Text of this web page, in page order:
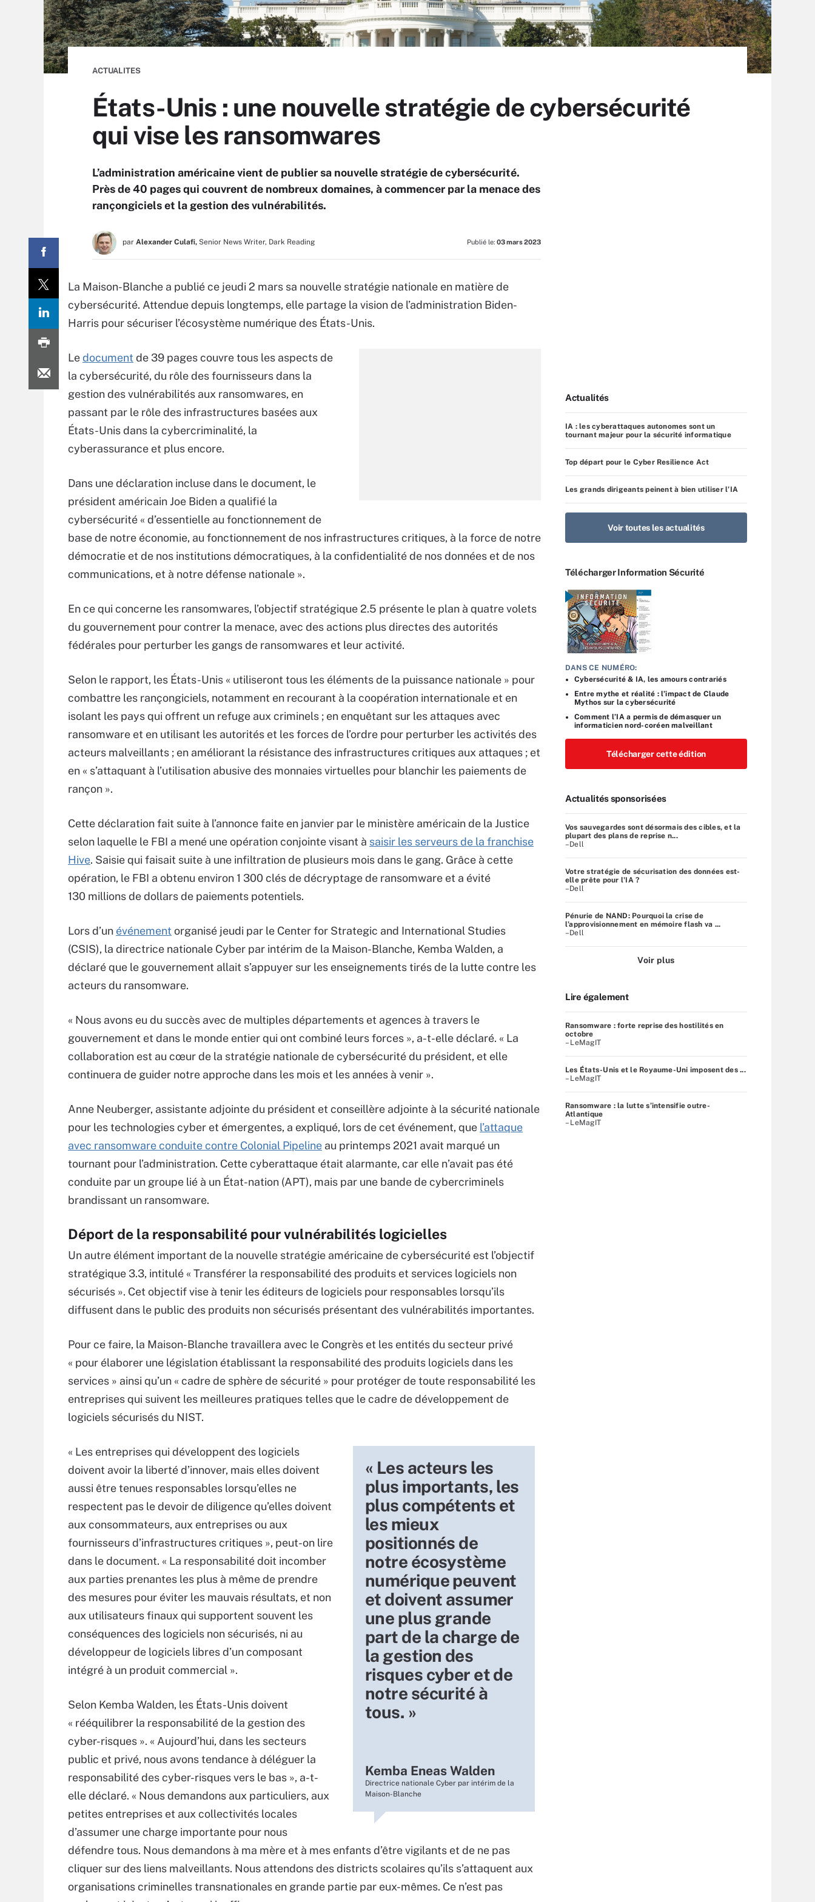
ACTUALITES
États-Unis : une nouvelle stratégie de cybersécurité
qui vise les ransomwares
L’administration américaine vient de publier sa nouvelle stratégie de cybersécurité.
Près de 40 pages qui couvrent de nombreux domaines, à commencer par la menace des
rançongiciels et la gestion des vulnérabilités.
par Alexander Culafi, Senior News Writer, Dark Reading Publié le: 03 mars 2023
La Maison-Blanche a publié ce jeudi 2 mars sa nouvelle stratégie nationale en matière de
cybersécurité. Attendue depuis longtemps, elle partage la vision de l’administration Biden-
Harris pour sécuriser l’écosystème numérique des États-Unis.
Ledocument de 39 pages couvre tous les aspects de
la cybersécurité, du rôle des fournisseurs dans la
gestion des vulnérabilités aux ransomwares, en
passant par le rôle des infrastructures basées aux
États-Unis dans la cybercriminalité, la
cyberassurance et plus encore.
Dans une déclaration incluse dans le document, le
président américain Joe Biden a qualifié la
cybersécurité « d’essentielle au fonctionnement de
base de notre économie, au fonctionnement de nos infrastructures critiques, à la force de notre
démocratie et de nos institutions démocratiques, à la confidentialité de nos données et de nos
communications, et à notre défense nationale ».
En ce qui concerne les ransomwares, l’objectif stratégique 2.5 présente le plan à quatre volets
du gouvernement pour contrer la menace, avec des actions plus directes des autorités
fédérales pour perturber les gangs de ransomwares et leur activité.
Selon le rapport, les États-Unis « utiliseront tous les éléments de la puissance nationale » pour
combattre les rançongiciels, notamment en recourant à la coopération internationale et en
isolant les pays qui offrent un refuge aux criminels ; en enquêtant sur les attaques avec
ransomware et en utilisant les autorités et les forces de l’ordre pour perturber les activités des
acteurs malveillants ; en améliorant la résistance des infrastructures critiques aux attaques ; et
en « s’attaquant à l’utilisation abusive des monnaies virtuelles pour blanchir les paiements de
rançon ».
Cette déclaration fait suite à l’annonce faite en janvier par le ministère américain de la Justice
selon laquelle le FBI a mené une opération conjointe visant à saisir les serveurs de la franchise
Hive. Saisie qui faisait suite à une infiltration de plusieurs mois dans le gang. Grâce à cette
opération, le FBI a obtenu environ 1 300 clés de décryptage de ransomware et a évité
130 millions de dollars de paiements potentiels.
Lors d’un événement organisé jeudi par le Center for Strategic and International Studies
(CSIS), la directrice nationale Cyber par intérim de la Maison-Blanche, Kemba Walden, a
déclaré que le gouvernement allait s’appuyer sur les enseignements tirés de la lutte contre les
acteurs du ransomware.
« Nous avons eu du succès avec de multiples départements et agences à travers le
gouvernement et dans le monde entier qui ont combiné leurs forces », a-t-elle déclaré. « La
collaboration est au cœur de la stratégie nationale de cybersécurité du président, et elle
continuera de guider notre approche dans les mois et les années à venir ».
Anne Neuberger, assistante adjointe du président et conseillère adjointe à la sécurité nationale
pour les technologies cyber et émergentes, a expliqué, lors de cet événement, que l’attaque
avec ransomware conduite contre Colonial Pipeline au printemps 2021 avait marqué un
tournant pour l’administration. Cette cyberattaque était alarmante, car elle n’avait pas été
conduite par un groupe lié à un État-nation (APT), mais par une bande de cybercriminels
brandissant un ransomware.
Déport de la responsabilité pour vulnérabilités logicielles
Un autre élément important de la nouvelle stratégie américaine de cybersécurité est l’objectif
stratégique 3.3, intitulé « Transférer la responsabilité des produits et services logiciels non
sécurisés ». Cet objectif vise à tenir les éditeurs de logiciels pour responsables lorsqu’ils
diffusent dans le public des produits non sécurisés présentant des vulnérabilités importantes.
Pour ce faire, la Maison-Blanche travaillera avec le Congrès et les entités du secteur privé
« pour élaborer une législation établissant la responsabilité des produits logiciels dans les
services » ainsi qu’un « cadre de sphère de sécurité » pour protéger de toute responsabilité les
entreprises qui suivent les meilleures pratiques telles que le cadre de développement de
logiciels sécurisés du NIST.
« Les acteurs les
plus importants, les
plus compétents et
les mieux
positionnés de
notre écosystème
numérique peuvent
et doivent assumer
une plus grande
part de la charge de
la gestion des
risques cyber et de
notre sécurité à
tous. »
Kemba Eneas Walden
Directrice nationale Cyber par intérim de la
Maison-Blanche
« Les entreprises qui développent des logiciels
doivent avoir la liberté d’innover, mais elles doivent
aussi être tenues responsables lorsqu’elles ne
respectent pas le devoir de diligence qu’elles doivent
aux consommateurs, aux entreprises ou aux
fournisseurs d’infrastructures critiques », peut-on lire
dans le document. « La responsabilité doit incomber
aux parties prenantes les plus à même de prendre
des mesures pour éviter les mauvais résultats, et non
aux utilisateurs finaux qui supportent souvent les
conséquences des logiciels non sécurisés, ni au
développeur de logiciels libres d’un composant
intégré à un produit commercial ».
Selon Kemba Walden, les États-Unis doivent
« rééquilibrer la responsabilité de la gestion des
cyber-risques ». « Aujourd’hui, dans les secteurs
public et privé, nous avons tendance à déléguer la
responsabilité des cyber-risques vers le bas », a-t-
elle déclaré. « Nous demandons aux particuliers, aux
petites entreprises et aux collectivités locales
d’assumer une charge importante pour nous
défendre tous. Nous demandons à ma mère et à mes enfants d’être vigilants et de ne pas
cliquer sur des liens malveillants. Nous attendons des districts scolaires qu’ils s’attaquent aux
organisations criminelles transnationales en grande partie par eux-mêmes. Ce n’est pas
Actualités
IA : les cyberattaques autonomes sont un
tournant majeur pour la sécurité informatique
Top départ pour le Cyber Resilience Act
Les grands dirigeants peinent à bien utiliser l’IA
Voir toutes les actualités
Télécharger Information Sécurité
DANS CE NUMÉRO:
Cybersécurité & IA, les amours contrariés
Entre mythe et réalité : l’impact de Claude
Mythos sur la cybersécurité
Comment l’IA a permis de démasquer un
informaticien nord-coréen malveillant
Télécharger cette édition
Actualités sponsorisées
Vos sauvegardes sont désormais des cibles, et la
plupart des plans de reprise n...
–Dell
Votre stratégie de sécurisation des données est-
elle prête pour l'IA ?
–Dell
Pénurie de NAND: Pourquoi la crise de
l’approvisionnement en mémoire flash va ...
–Dell
Voir plus
Lire également
Ransomware : forte reprise des hostilités en
octobre
– LeMagIT
Les États-Unis et le Royaume-Uni imposent des ...
– LeMagIT
Ransomware : la lutte s’intensifie outre-
Atlantique
– LeMagIT